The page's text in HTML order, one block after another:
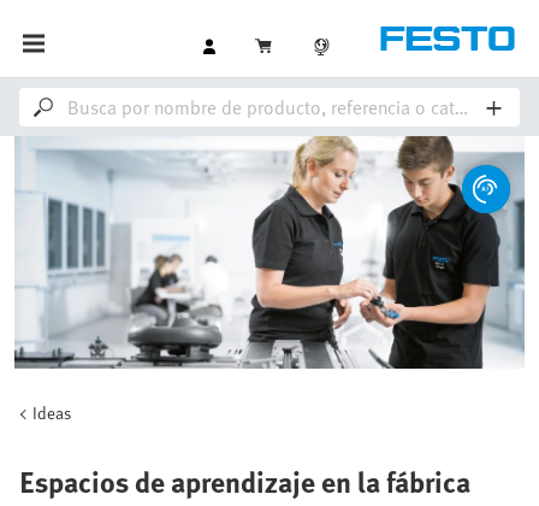
Ideas
Espacios de aprendizaje en la fábrica